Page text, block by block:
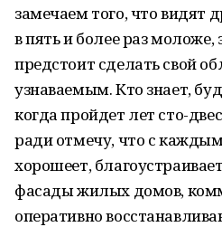
замечаем того, что видят
в пять и более раз
предстоит сделать свой
узнаваемым. Кто знает,
когда пройдет лет сто-
ради отмечу, что с
хорошеет,
фасады жилых домов,
оперативно